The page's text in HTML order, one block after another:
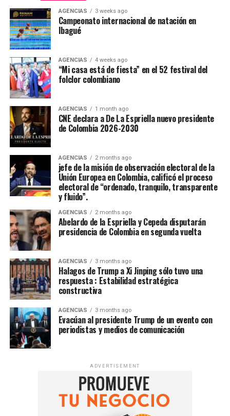
AGENCIAS 3 weeks ago
Campeonato internacional de natación en
Ibagué
AGENCIAS 4 weeks ago
“Mi casa está de fiesta” en el 52 festival del
folclor colombiano
AGENCIAS 1 month ago
CNE declara a De La Espriella nuevo presidente
de Colombia 2026-2030
AGENCIAS 2 months ago
jefe de la misión de observación electoral de la
Unión Europea en Colombia, calificó el proceso
electoral de “ordenado, tranquilo, transparente
y fluido”.
AGENCIAS 2 months ago
Abelardo de la Espriella y Cepeda disputarán
presidencia de Colombia en segunda vuelta
AGENCIAS 3 months ago
Halagos de Trump a Xi Jinping sólo tuvo una
respuesta : Estabilidad estratégica
constructiva
AGENCIAS 3 months ago
Evacúan al presidente Trump de un evento con
periodistas y medios de comunicación
ADVERTISEMENT